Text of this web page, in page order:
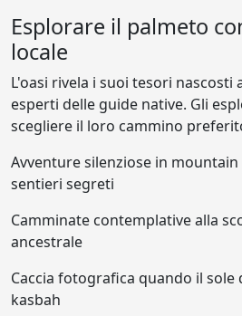
Esplorare il palmeto
locale
L'oasi rivela i suoi tesori nascosti
esperti delle guide native. Gli
scegliere il loro cammino
Avventure silenziose in
sentieri segreti
Camminate contemplative alla
ancestrale
Caccia fotografica quando il sole
kasbah